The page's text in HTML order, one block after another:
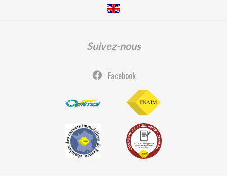
Suivez-nous
Facebook